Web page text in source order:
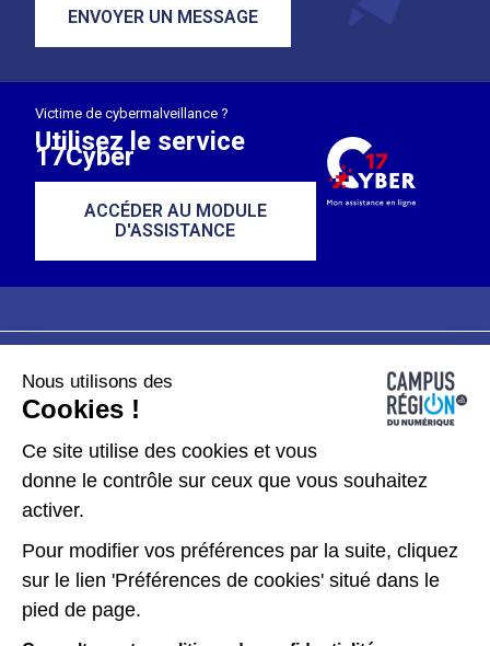
ENVOYER UN MESSAGE
Victime de cybermalveillance ?
Utilisez le service
17Cyber
ACCÉDER AU MODULE
D'ASSISTANCE
Plan du site
Données personnelles
Gérer les cookies
Kit de communication
Accessibilité : partiellement conforme
Nous utilisons des
Cookies !
Ce site utilise des cookies et vous
donne le contrôle sur ceux que vous souhaitez
activer.
Pour modifier vos préférences par la suite, cliquez
sur le lien 'Préférences de cookies' situé dans le
pied de page.